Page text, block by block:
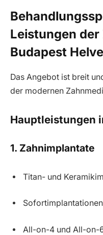
Leistungen
Budapest
Das Angebot ist breit
der modernen
Hauptleistungen
1. Zahnimplantate
Titan- und
Sofortimplantationen
All-on-4 und All-on-